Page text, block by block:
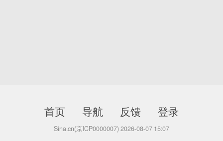
首页 导航 反馈 登录
Sina.cn(京ICP0000007) 2026-08-07 15:07